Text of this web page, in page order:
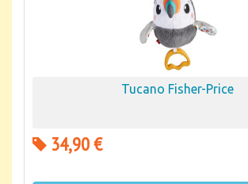
Tucano Fisher-Price
34,90 €